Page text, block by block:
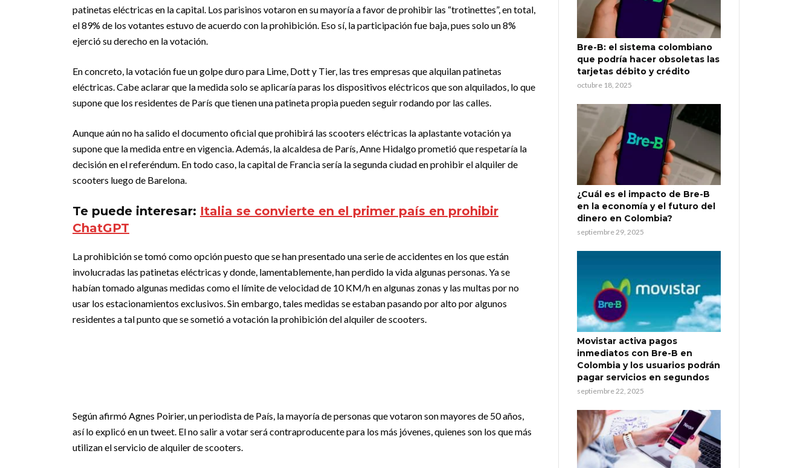
patinetas eléctricas en la capital. Los parisinos votaron en su mayoría a favor de prohibir las “trotinettes”, en total,
el 89% de los votantes estuvo de acuerdo con la prohibición. Eso sí, la participación fue baja, pues solo un 8%
ejerció su derecho en la votación.
En concreto, la votación fue un golpe duro para Lime, Dott y Tier, las tres empresas que alquilan patinetas
eléctricas. Cabe aclarar que la medida solo se aplicaría paras los dispositivos eléctricos que son alquilados, lo que
supone que los residentes de París que tienen una patineta propia pueden seguir rodando por las calles.
Aunque aún no ha salido el documento oficial que prohibirá las scooters eléctricas la aplastante votación ya
supone que la medida entre en vigencia. Además, la alcaldesa de París, Anne Hidalgo prometió que respetaría la
decisión en el referéndum. En todo caso, la capital de Francia sería la segunda ciudad en prohibir el alquiler de
scooters luego de Barelona.
Te puede interesar: Italia se convierte en el primer país en prohibir
ChatGPT
La prohibición se tomó como opción puesto que se han presentado una serie de accidentes en los que están
involucradas las patinetas eléctricas y donde, lamentablemente, han perdido la vida algunas personas. Ya se
habían tomado algunas medidas como el límite de velocidad de 10 KM/h en algunas zonas y las multas por no
usar los estacionamientos exclusivos. Sin embargo, tales medidas se estaban pasando por alto por algunos
residentes a tal punto que se sometió a votación la prohibición del alquiler de scooters.
Según afirmó Agnes Poirier, un periodista de País, la mayoría de personas que votaron son mayores de 50 años,
así lo explicó en un tweet. El no salir a votar será contraproducente para los más jóvenes, quienes son los que más
utilizan el servicio de alquiler de scooters.
Bre-B: el sistema colombiano
que podría hacer obsoletas las
tarjetas débito y crédito
octubre 18, 2025
¿Cuál es el impacto de Bre-B
en la economía y el futuro del
dinero en Colombia?
septiembre 29, 2025
Movistar activa pagos
inmediatos con Bre-B en
Colombia y los usuarios podrán
pagar servicios en segundos
septiembre 22, 2025